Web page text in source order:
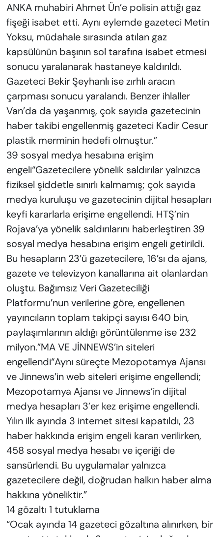
ANKA muhabiri Ahmet Ün’e polisin attığı gaz
fişeği isabet etti. Aynı eylemde gazeteci Metin
Yoksu, müdahale sırasında atılan gaz
kapsülünün başının sol tarafına isabet etmesi
sonucu yaralanarak hastaneye kaldırıldı.
Gazeteci Bekir Şeyhanlı ise zırhlı aracın
çarpması sonucu yaralandı. Benzer ihlaller
Van’da da yaşanmış, çok sayıda gazetecinin
haber takibi engellenmiş gazeteci Kadir Cesur
plastik merminin hedefi olmuştur.”
39 sosyal medya hesabına erişim
engeli“Gazetecilere yönelik saldırılar yalnızca
fiziksel şiddetle sınırlı kalmamış; çok sayıda
medya kuruluşu ve gazetecinin dijital hesapları
keyfi kararlarla erişime engellendi. HTŞ’nin
Rojava’ya yönelik saldırılarını haberleştiren 39
sosyal medya hesabına erişim engeli getirildi.
Bu hesapların 23’ü gazetecilere, 16’sı da ajans,
gazete ve televizyon kanallarına ait olanlardan
oluştu. Bağımsız Veri Gazeteciliği
Platformu’nun verilerine göre, engellenen
yayıncıların toplam takipçi sayısı 640 bin,
paylaşımlarının aldığı görüntülenme ise 232
milyon.”MA VE JİNNEWS’in siteleri
engellendi“Aynı süreçte Mezopotamya Ajansı
ve Jinnews’in web siteleri erişime engellendi;
Mezopotamya Ajansı ve Jinnews’in dijital
medya hesapları 3’er kez erişime engellendi.
Yılın ilk ayında 3 internet sitesi kapatıldı, 23
haber hakkında erişim engeli kararı verilirken,
458 sosyal medya hesabı ve içeriği de
sansürlendi. Bu uygulamalar yalnızca
gazetecilere değil, doğrudan halkın haber alma
hakkına yöneliktir.”
14 gözaltı 1 tutuklama
“Ocak ayında 14 gazeteci gözaltına alınırken, bir